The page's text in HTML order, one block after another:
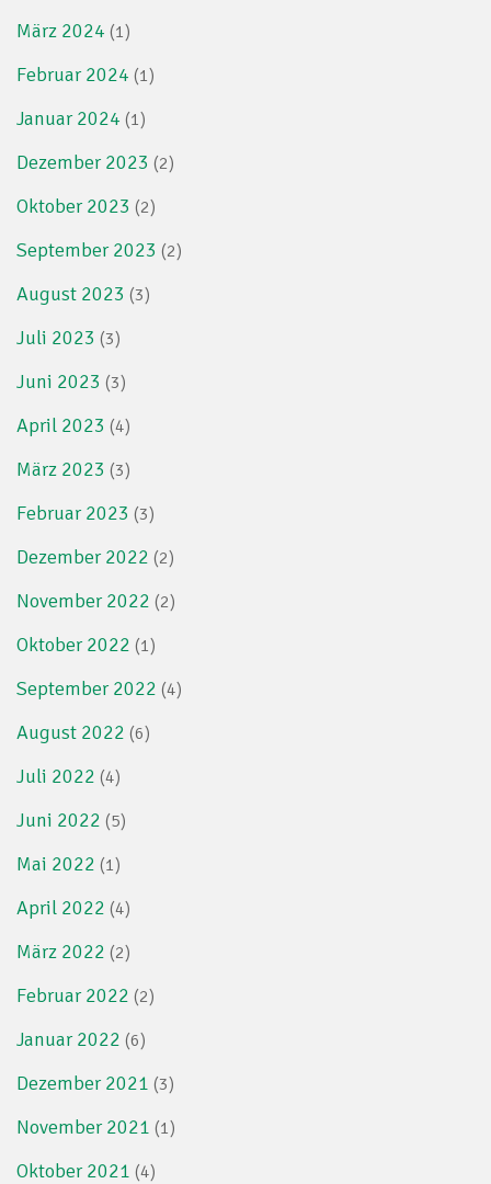
März 2024 (1)
Februar 2024 (1)
Januar 2024 (1)
Dezember 2023 (2)
Oktober 2023 (2)
September 2023 (2)
August 2023 (3)
Juli 2023 (3)
Juni 2023 (3)
April 2023 (4)
März 2023 (3)
Februar 2023 (3)
Dezember 2022 (2)
November 2022 (2)
Oktober 2022 (1)
September 2022 (4)
August 2022 (6)
Juli 2022 (4)
Juni 2022 (5)
Mai 2022 (1)
April 2022 (4)
März 2022 (2)
Februar 2022 (2)
Januar 2022 (6)
Dezember 2021 (3)
November 2021 (1)
Oktober 2021 (4)